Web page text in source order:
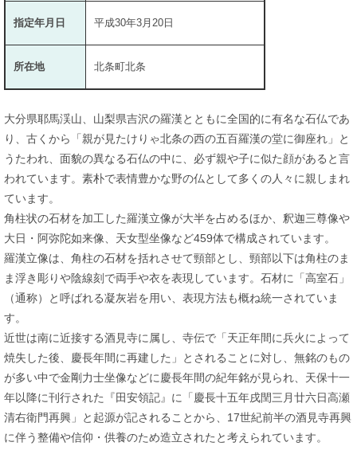
指定年月日 平成30年3月20日
所在地 北条町北条
大分県耶馬渓山、山梨県吉沢の羅漢とともに全国的に有名な石仏であ
り、古くから「親が見たけりゃ北条の西の五百羅漢の堂に御座れ」と
うたわれ、面貌の異なる石仏の中に、必ず親や子に似た顔があると言
われています。素朴で表情豊かな野の仏として多くの人々に親しまれ
ています。
角柱状の石材を加工した羅漢立像が大半を占めるほか、釈迦三尊像や
大日・阿弥陀如来像、天女型坐像など459体で構成されています。
羅漢立像は、角柱の石材を括れさせて頸部とし、頸部以下は角柱のま
ま浮き彫りや陰線刻で両手や衣を表現しています。石材に「高室石」
（通称）と呼ばれる凝灰岩を用い、表現方法も概ね統一されていま
す。
近世は南に近接する酒見寺に属し、寺伝で「天正年間に兵火によって
焼失した後、慶長年間に再建した」とされることに対し、無銘のもの
が多い中で金剛力士坐像などに慶長年間の紀年銘が見られ、天保十一
年以降に刊行された『田安領記』に「慶長十五年戌閏三月廿六日高瀬
清右衛門再興」と起源が記されることから、17世紀前半の酒見寺再興
に伴う整備や信仰・供養のため造立されたと考えられています。